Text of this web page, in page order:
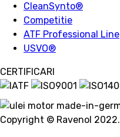
CleanSynto®
Competitie
ATF Professional Line
USVO®
CERTIFICARI
Copyright © Ravenol 2022.